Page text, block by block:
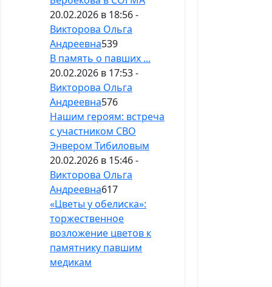
20.02.2026 в 18:56 -
Викторова Ольга
Андреевна539
В память о павших ...
20.02.2026 в 17:53 -
Викторова Ольга
Андреевна576
Нашим героям: встреча
с участником СВО
Энвером Тибиловым
20.02.2026 в 15:46 -
Викторова Ольга
Андреевна617
«Цветы у обелиска»:
торжественное
возложение цветов к
памятнику павшим
медикам